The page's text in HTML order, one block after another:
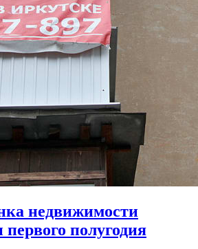
недвижимости
первого полугодия